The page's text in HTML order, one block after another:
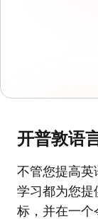
开普敦语
不管您提高英
学习都为您提
标，并在一个